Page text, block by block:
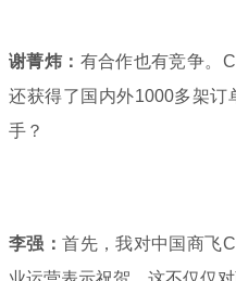
谢菁炜： 有合作也有竞争。
还获得了国内外1000多架
手？
李强：首先，我对中国商飞